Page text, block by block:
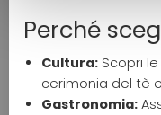
Perché
Cultura: Scopri
cerimonia del tè
Gastronomia: